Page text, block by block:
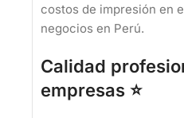
costos de impresión en
negocios en Perú.
Calidad
empresas ⭐